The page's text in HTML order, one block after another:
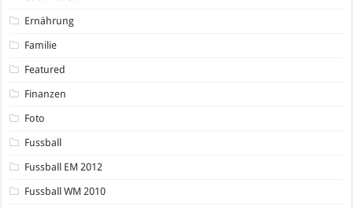
Ernährung
Familie
Featured
Finanzen
Foto
Fussball
Fussball EM 2012
Fussball WM 2010